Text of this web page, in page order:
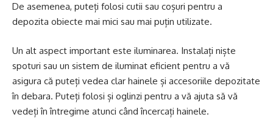
De asemenea, puteți folosi cutii sau coșuri pentru a
depozita obiecte mai mici sau mai puțin utilizate.
Un alt aspect important este iluminarea. Instalați niște
spoturi sau un sistem de iluminat eficient pentru a vă
asigura că puteți vedea clar hainele și accesoriile depozitate
în debara. Puteți folosi și oglinzi pentru a vă ajuta să vă
vedeți în întregime atunci când încercați hainele.